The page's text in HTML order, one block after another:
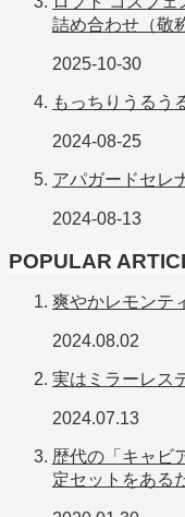
詰め合わせ（敬
2025-10-30
もっちりうるう
2024-08-25
アパガードセレ
2024-08-13
POPULAR
爽やかレモンテ
2024.08.02
実はミラーレス
2024.07.13
歴代の「キャビ
定セットをある